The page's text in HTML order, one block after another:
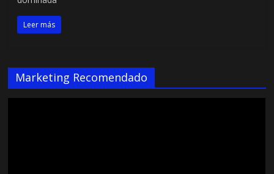
Leer más
Marketing Recomendado